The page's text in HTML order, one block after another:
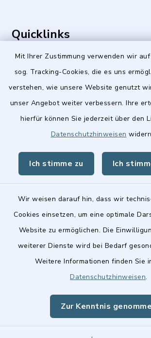
Mit Ihrer Zustimmung verwenden wir
sog. Tracking-Cookies, die es uns
verstehen, wie unsere Website genutzt
unser Angebot weiter verbessern. Ihre
hierfür können Sie jederzeit über den
Datenschutzhinweisen
Ich stimme zu Ich
Wir weisen darauf hin, dass wir
Cookies einsetzen, um eine optimale
Website zu ermöglichen. Die
weiterer Dienste wird bei Bedarf
Weitere Informationen finden Sie
Datenschutzhinweisen.
Zur Kenntnis
Quicklinks
Stellenangebote
BayernPortal
Landkreis Fürth
Kontakt
Barrierefreiheit
Impressum
Sitemap